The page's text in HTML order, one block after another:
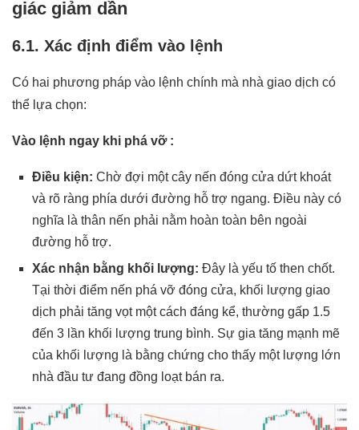
giác giảm dần
6.1. Xác định điểm vào lệnh
Có hai phương pháp vào lệnh chính mà nhà giao dịch có
thể lựa chọn:
Vào lệnh ngay khi phá vỡ :
Điều kiện: Chờ đợi một cây nến đóng cửa dứt khoát
và rõ ràng phía dưới đường hỗ trợ ngang. Điều này có
nghĩa là thân nến phải nằm hoàn toàn bên ngoài
đường hỗ trợ.
Xác nhận bằng khối lượng: Đây là yếu tố then chốt.
Tại thời điểm nến phá vỡ đóng cửa, khối lượng giao
dịch phải tăng vọt một cách đáng kể, thường gấp 1.5
đến 3 lần khối lượng trung bình. Sự gia tăng mạnh mẽ
của khối lượng là bằng chứng cho thấy một lượng lớn
nhà đầu tư đang đồng loạt bán ra.